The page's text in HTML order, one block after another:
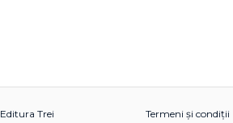
Editura Trei Termeni și condiții